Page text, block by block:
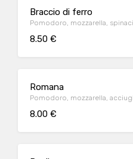
Braccio di ferro
Pomodoro, mozzarella,
8.50 €
Romana
Pomodoro, mozzarella,
8.00 €